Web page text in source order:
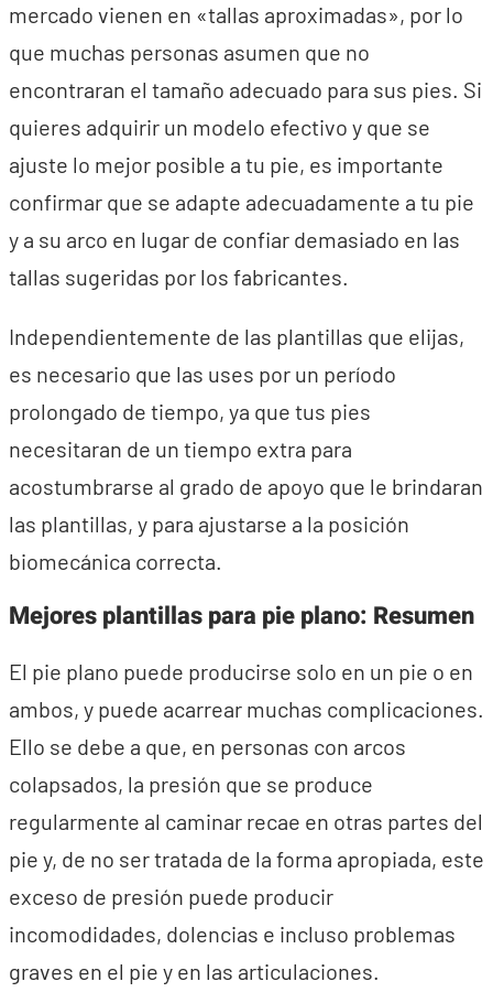
mercado vienen en «tallas aproximadas», por lo
que muchas personas asumen que no
encontraran el tamaño adecuado para sus pies. Si
quieres adquirir un modelo efectivo y que se
ajuste lo mejor posible a tu pie, es importante
confirmar que se adapte adecuadamente a tu pie
y a su arco en lugar de confiar demasiado en las
tallas sugeridas por los fabricantes.
Independientemente de las plantillas que elijas,
es necesario que las uses por un período
prolongado de tiempo, ya que tus pies
necesitaran de un tiempo extra para
acostumbrarse al grado de apoyo que le brindaran
las plantillas, y para ajustarse a la posición
biomecánica correcta.
Mejores plantillas para pie plano: Resumen
El pie plano puede producirse solo en un pie o en
ambos, y puede acarrear muchas complicaciones.
Ello se debe a que, en personas con arcos
colapsados, la presión que se produce
regularmente al caminar recae en otras partes del
pie y, de no ser tratada de la forma apropiada, este
exceso de presión puede producir
incomodidades, dolencias e incluso problemas
graves en el pie y en las articulaciones.